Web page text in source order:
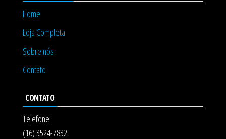
Home
Loja Completa
Sobre nós
Contato
CONTATO
Telefone:
(16) 3524-7832